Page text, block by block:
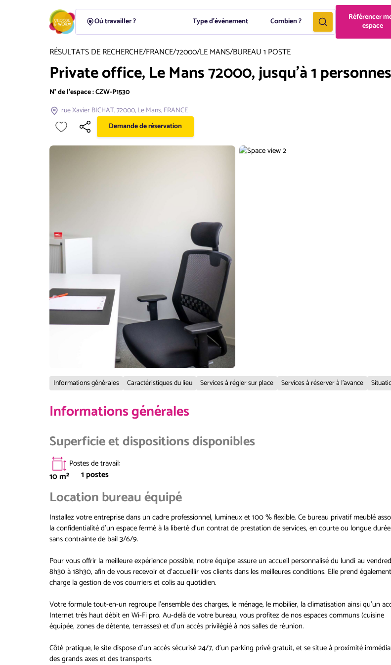
Type d'évènement Combien ? Référencer
espace
RÉSULTATS DE RECHERCHE/FRANCE/72000/LE MANS/BUREAU 1 POSTE
Private office, Le Mans 72000, jusqu'à 1
N° de l'espace :CZW-P1530
rue Xavier BICHAT, 72000, Le Mans, FRANCE
Demande de réservation
Informations générales Caractéristiques du lieu Services à régler sur place Services à réserver à l'avance
Informations générales
Superficie et dispositions disponibles
10m²
Postes de travail:
1 postes
Location bureau équipé
Installez votre entreprise dans un cadre professionnel, lumineux et 100 % flexible. Ce bureau privatif meublé
la confidentialité d’un espace fermé à la liberté d’un contrat de prestation de services, en courte ou longue
sans contrainte de bail 3/6/9.
Pour vous offrir la meilleure expérience possible, notre équipe assure un accueil personnalisé du lundi au
8h30 à 18h30, afin de vous recevoir et d'accueillir vos clients dans les meilleures conditions. Elle prend
charge la gestion de vos courriers et colis au quotidien.
Votre formule tout-en-un regroupe l'ensemble des charges, le ménage, le mobilier, la climatisation ainsi qu'un
Internet très haut débit en Wi-Fi pro. Au-delà de votre bureau, vous profitez de nos espaces communs (cuisine
équipée, zones de détente, terrasses) et d'un accès privilégié à nos salles de réunion.
Côté pratique, le site dispose d'un accès sécurisé 24/7, d'un parking privé gratuit, et se situe à proximité
des grands axes et des transports.